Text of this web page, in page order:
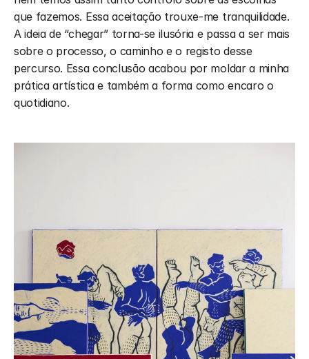
que fazemos. Essa aceitação trouxe-me tranquilidade.
A ideia de “chegar” torna-se ilusória e passa a ser mais
sobre o processo, o caminho e o registo desse
percurso. Essa conclusão acabou por moldar a minha
prática artística e também a forma como encaro o
quotidiano.